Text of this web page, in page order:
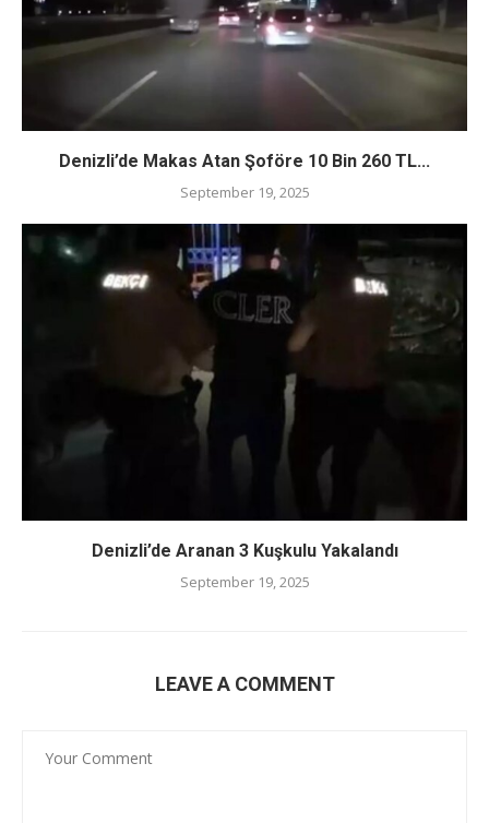
Denizli’de Makas Atan Şoföre 10 Bin 260 TL...
September 19, 2025
Denizli’de Aranan 3 Kuşkulu Yakalandı
September 19, 2025
LEAVE A COMMENT